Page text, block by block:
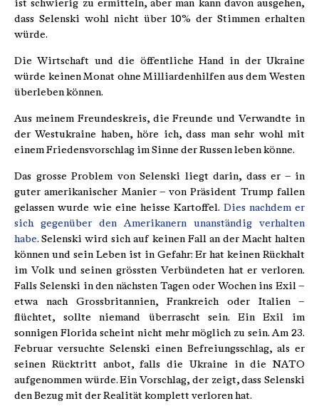
ist schwierig zu ermitteln, aber man kann davon ausgehen,
dass Selenski wohl nicht über 10% der Stimmen erhalten
würde.
Die Wirtschaft und die öffentliche Hand in der Ukraine
würde keinen Monat ohne Milliardenhilfen aus dem Westen
überleben können.
Aus meinem Freundeskreis, die Freunde und Verwandte in
der Westukraine haben, höre ich, dass man sehr wohl mit
einem Friedensvorschlag im Sinne der Russen leben könne.
Das grosse Problem von Selenski liegt darin, dass er – in
guter amerikanischer Manier – von Präsident Trump fallen
gelassen wurde wie eine heisse Kartoffel. Dies nachdem er
sich gegenüber den Amerikanern unanständig verhalten
habe. Selenski wird sich auf keinen Fall an der Macht halten
können und sein Leben ist in Gefahr: Er hat keinen Rückhalt
im Volk und seinen grössten Verbündeten hat er verloren.
Falls Selenski in den nächsten Tagen oder Wochen ins Exil –
etwa nach Grossbritannien, Frankreich oder Italien –
flüchtet, sollte niemand überrascht sein. Ein Exil im
sonnigen Florida scheint nicht mehr möglich zu sein. Am 23.
Februar versuchte Selenski einen Befreiungsschlag, als er
seinen Rücktritt anbot, falls die Ukraine in die NATO
aufgenommen würde. Ein Vorschlag, der zeigt, dass Selenski
den Bezug mit der Realität komplett verloren hat.